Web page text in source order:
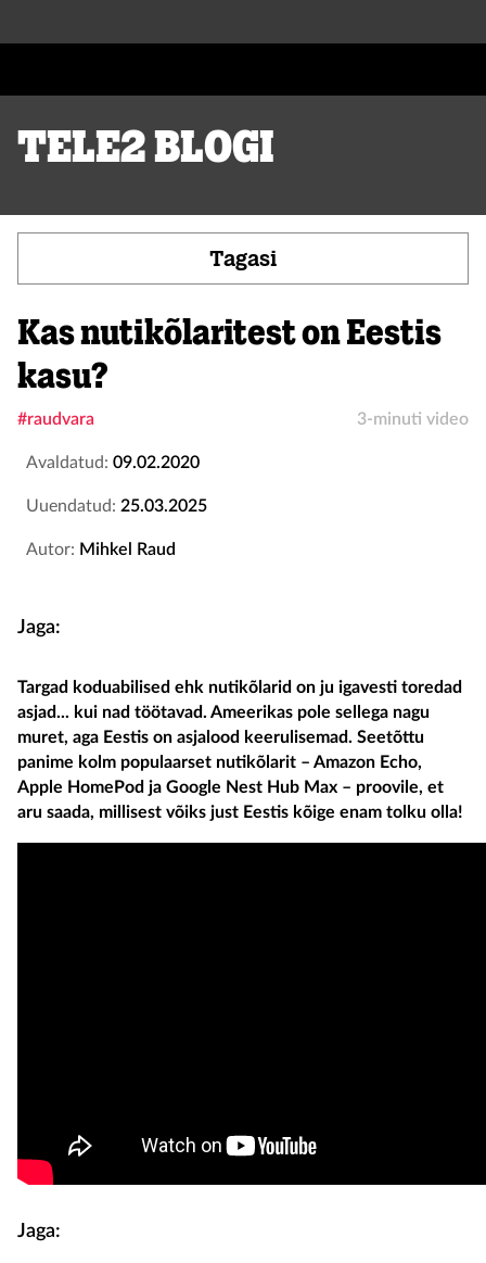
Tele2 blogi
Tagasi
Kas nutikõlaritest on Eestis
kasu?
#raudvara 3-minuti video
Avaldatud: 09.02.2020
Uuendatud: 25.03.2025
Autor: Mihkel Raud
Jaga:
Targad koduabilised ehk nutikõlarid on ju igavesti toredad
asjad... kui nad töötavad. Ameerikas pole sellega nagu
muret, aga Eestis on asjalood keerulisemad. Seetõttu
panime kolm populaarset nutikõlarit – Amazon Echo,
Apple HomePod ja Google Nest Hub Max – proovile, et
aru saada, millisest võiks just Eestis kõige enam tolku olla!
Jaga: